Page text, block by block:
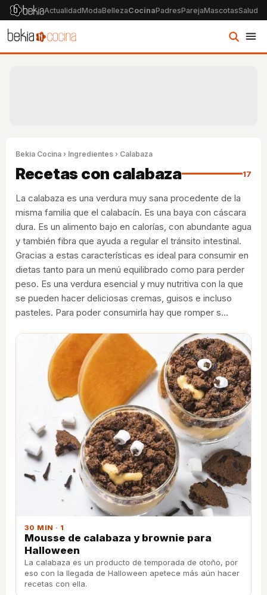
ActualidadModaBellezaCocinaPadresParejaMascotasSalud
Bekia Cocina › Ingredientes › Calabaza
Recetas con calabaza 17
La calabaza es una verdura muy sana procedente de la
misma familia que el calabacín. Es una baya con cáscara
dura. Es un alimento bajo en calorías, con abundante agua
y también fibra que ayuda a regular el tránsito intestinal.
Gracias a estas características es ideal para consumir en
dietas tanto para un menú equilibrado como para perder
peso. Es una verdura esencial y muy nutritiva con la que
se pueden hacer deliciosas cremas, guisos e incluso
pasteles. Para poder consumirla hay que romper s…
30 MIN · 1
Mousse de calabaza y brownie para
Halloween
La calabaza es un producto de temporada de otoño, por
eso con la llegada de Halloween apetece más aún hacer
recetas con ella.